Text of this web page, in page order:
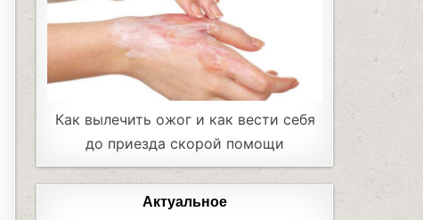
Как вылечить ожог и как вести себя
до приезда скорой помощи
Актуальное